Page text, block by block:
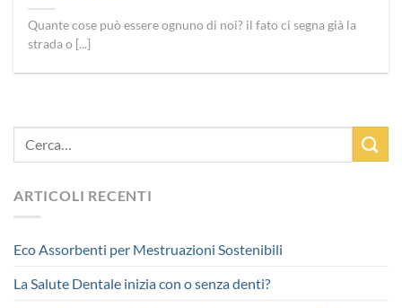
ARTICOLI RECENTI
Eco Assorbenti per Mestruazioni Sostenibili
La Salute Dentale inizia con o senza denti?
Quante cose può essere ognuno di noi? il fato ci segna già la
strada o [...]